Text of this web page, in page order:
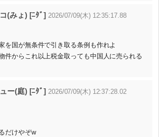
(みょ) [ﾆﾀﾞ] 2026/07/09(木) 12:35:17.88
を国が無条件で引き取る条例も作れよ
件からこれ以上税金取っても中国人に売られる
ー(庭) [ﾆﾀﾞ] 2026/07/09(木) 12:37:28.02
だけやぞw